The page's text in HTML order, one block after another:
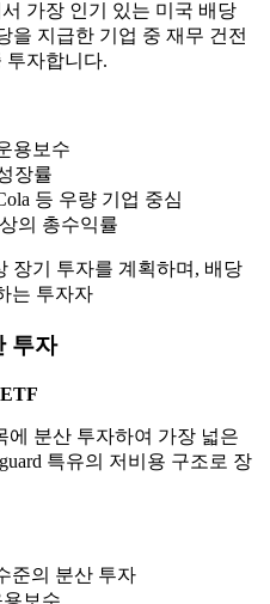
가장 인기 있는 미국 배당
을 지급한 기업 중 재무 건전
투자합니다.
용보수
장률
등 우량 기업 중심
의 총수익률
장기 투자를 계획하며, 배당
는 투자자
투자
분산 투자하여 가장 넓은
특유의 저비용 구조로 장
준의 분산 투자
용보수